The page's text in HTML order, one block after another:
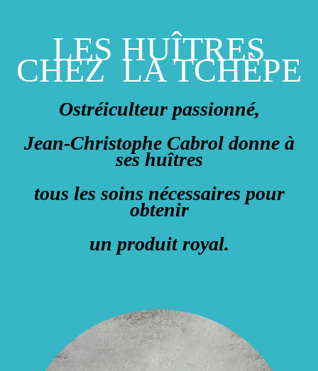
LES HUÎTRES
CHEZ LA TCHÈPE
Ostréiculteur passionné,
Jean-Christophe Cabrol donne à
ses huîtres
tous les soins nécessaires pour
obtenir
un produit royal.